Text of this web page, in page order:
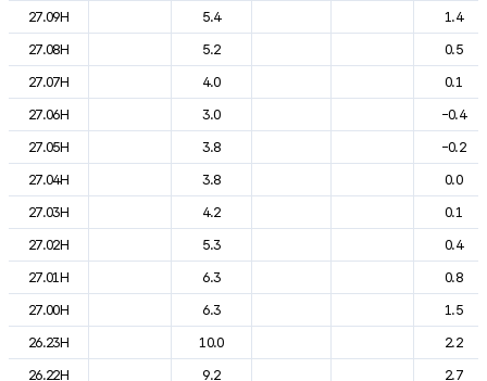
27.09H
5.4
1.4
27.08H
5.2
0.5
27.07H
4.0
0.1
27.06H
3.0
-0.4
27.05H
3.8
-0.2
27.04H
3.8
0.0
27.03H
4.2
0.1
27.02H
5.3
0.4
27.01H
6.3
0.8
27.00H
6.3
1.5
26.23H
10.0
2.2
26.22H
9.2
2.7